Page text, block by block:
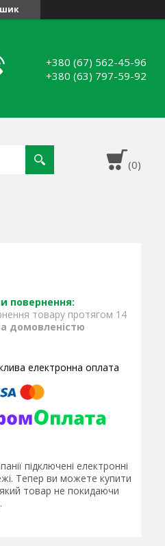
+380 (67) 562-45-96
+380 (63) 797-59-92
товару протягом 14
домовленістю
підключені електронні
Тепер ви можете купити
товар не покидаючи